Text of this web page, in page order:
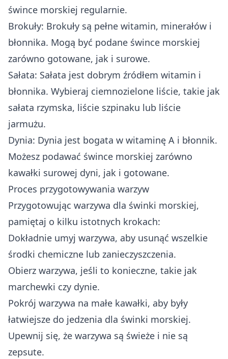
śwince morskiej regularnie.
Brokuły: Brokuły są pełne witamin, minerałów i
błonnika. Mogą być podane śwince morskiej
zarówno gotowane, jak i surowe.
Sałata: Sałata jest dobrym źródłem witamin i
błonnika. Wybieraj ciemnozielone liście, takie jak
sałata rzymska, liście szpinaku lub liście
jarmużu.
Dynia: Dynia jest bogata w witaminę A i błonnik.
Możesz podawać śwince morskiej zarówno
kawałki surowej dyni, jak i gotowane.
Proces przygotowywania warzyw
Przygotowując warzywa dla świnki morskiej,
pamiętaj o kilku istotnych krokach:
Dokładnie umyj warzywa, aby usunąć wszelkie
środki chemiczne lub zanieczyszczenia.
Obierz warzywa, jeśli to konieczne, takie jak
marchewki czy dynie.
Pokrój warzywa na małe kawałki, aby były
łatwiejsze do jedzenia dla świnki morskiej.
Upewnij się, że warzywa są świeże i nie są
zepsute.